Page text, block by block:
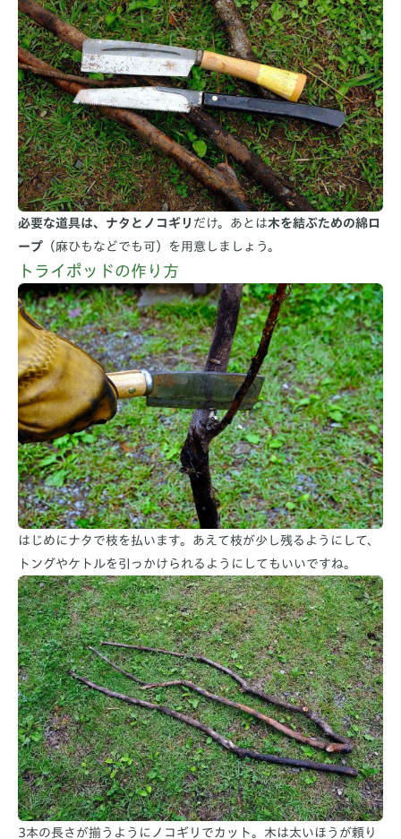
必要な道具は、ナタとノコギリ だけ。あとは木を結ぶための綿ロ
ープ （麻ひもなどでも可）を用意しましょう。
トライポッドの作り方
はじめにナタで枝を払います。あえて枝が少し残るようにして、
トングやケトルを引っかけられるようにしてもいいですね。
3本の長さが揃うようにノコギリでカット。木は太いほうが頼り